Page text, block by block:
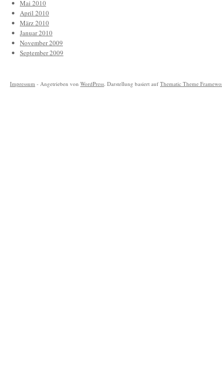
Mai 2010
April 2010
März 2010
Januar 2010
November 2009
September 2009
Impressum - Angetrieben von WordPress. Darstellung basiert auf Thematic Theme